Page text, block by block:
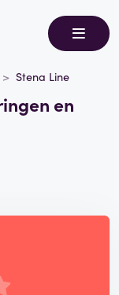
Stena Line
en